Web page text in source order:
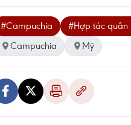
#Campuchia #Hợp tác quân
Campuchia
Mỹ